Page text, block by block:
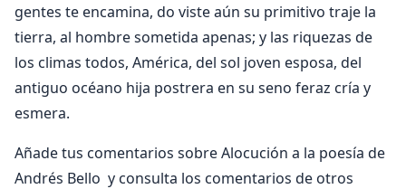
gentes te encamina, do viste aún su primitivo traje la
tierra, al hombre sometida apenas; y las riquezas de
los climas todos, América, del sol joven esposa, del
antiguo océano hija postrera en su seno feraz cría y
esmera.
Añade tus comentarios sobre Alocución a la poesía de
Andrés Bello y consulta los comentarios de otros